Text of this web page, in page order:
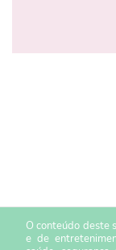
O conteúdo deste
e de